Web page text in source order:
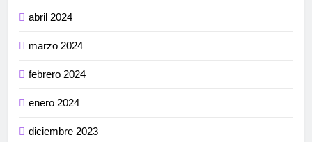
abril 2024
marzo 2024
febrero 2024
enero 2024
diciembre 2023